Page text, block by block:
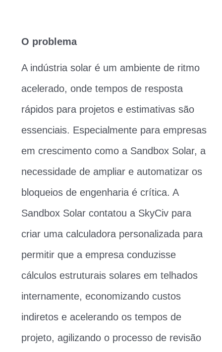
O problema
A indústria solar é um ambiente de ritmo
acelerado, onde tempos de resposta
rápidos para projetos e estimativas são
essenciais. Especialmente para empresas
em crescimento como a Sandbox Solar, a
necessidade de ampliar e automatizar os
bloqueios de engenharia é crítica. A
Sandbox Solar contatou a SkyCiv para
criar uma calculadora personalizada para
permitir que a empresa conduzisse
cálculos estruturais solares em telhados
internamente, economizando custos
indiretos e acelerando os tempos de
projeto, agilizando o processo de revisão